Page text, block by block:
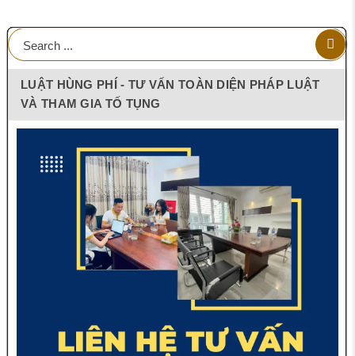
LUẬT HÙNG PHÍ - TƯ VẤN TOÀN DIỆN PHÁP LUẬT
VÀ THAM GIA TỐ TỤNG